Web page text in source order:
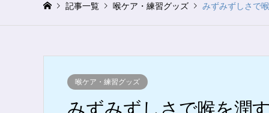
記事一覧 喉ケア・練習グッズ みずみずしさで
喉ケア・練習グッズ
みずみずしさで喉を潤